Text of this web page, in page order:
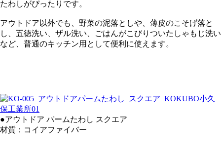
たわしがぴったりです。
アウトドア以外でも、野菜の泥落としや、薄皮のこそげ落と
し、五徳洗い、ザル洗い、ごはんがこびりついたしゃもじ洗い
など、普通のキッチン用として便利に使えます。
●アウトドア パームたわし スクエア
材質：コイアファイバー